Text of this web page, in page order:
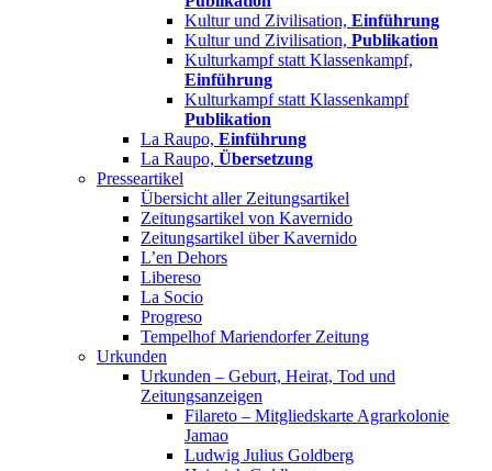
Kultur und Zivilisation, Einführung
Kultur und Zivilisation, Publikation
Kulturkampf statt Klassenkampf,
Einführung
Kulturkampf statt Klassenkampf
Publikation
La Raupo, Einführung
La Raupo, Übersetzung
Presseartikel
Übersicht aller Zeitungsartikel
Zeitungsartikel von Kavernido
Zeitungsartikel über Kavernido
L’en Dehors
Libereso
La Socio
Progreso
Tempelhof Mariendorfer Zeitung
Urkunden
Urkunden – Geburt, Heirat, Tod und
Zeitungsanzeigen
Filareto – Mitgliedskarte Agrarkolonie
Jamao
Ludwig Julius Goldberg